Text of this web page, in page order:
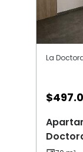
La
$